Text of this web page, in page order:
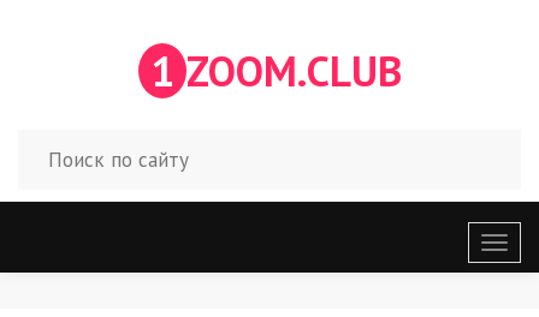
1 ZOOM.CLUB
меню